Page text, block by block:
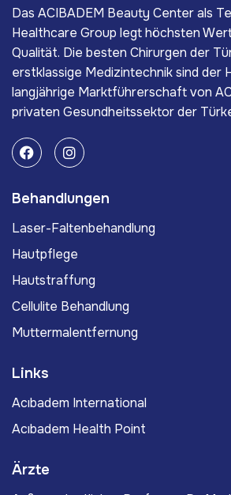
Das ACIBADEM Beauty Center als
Healthcare Group legt höchsten
Qualität. Die besten Chirurgen der
erstklassige Medizintechnik sind der
langjährige Marktführerschaft von
privaten Gesundheitssektor der
Behandlungen
Laser-Faltenbehandlung
Hautpflege
Hautstraffung
Cellulite Behandlung
Muttermalentfernung
Links
Acıbadem International
Acıbadem Health Point
Ärzte